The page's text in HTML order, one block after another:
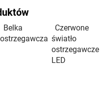
Belka
ostrzegawcza
Czerwone
światło
ostrzegawcze
LED